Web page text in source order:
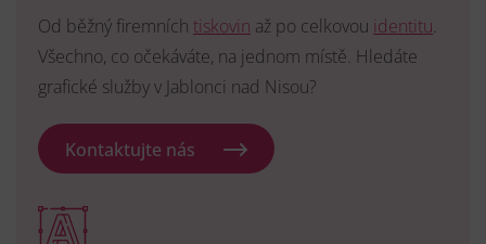
Od běžný firemních tiskovin až po celkovou identitu.
Všechno, co očekáváte, na jednom místě. Hledáte
grafické služby v Jablonci nad Nisou?
Kontaktujte nás